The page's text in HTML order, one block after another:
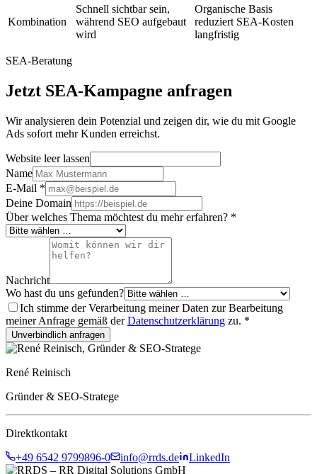
Kombination
Schnell sichtbar sein,
während SEO aufgebaut
wird
Organische Basis
reduziert SEA-Kosten
langfristig
SEA-Beratung
Jetzt SEA-Kampagne anfragen
Wir analysieren dein Potenzial und zeigen dir, wie du mit Google
Ads sofort mehr Kunden erreichst.
Website leer lassen
Name
E-Mail *
Deine Domain
Über welches Thema möchtest du mehr erfahren? *
Nachricht
Wo hast du uns gefunden?
Ich stimme der Verarbeitung meiner Daten zur Bearbeitung
meiner Anfrage gemäß derDatenschutzerklärung zu. *
Unverbindlich anfragen
René Reinisch
Gründer & SEO-Stratege
Direktkontakt
+49 6542 9799896-0
info@rrds.de LinkedIn